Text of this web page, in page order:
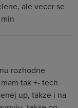
ale vecer se
rozhodne
tak +- tech
up, takze i na